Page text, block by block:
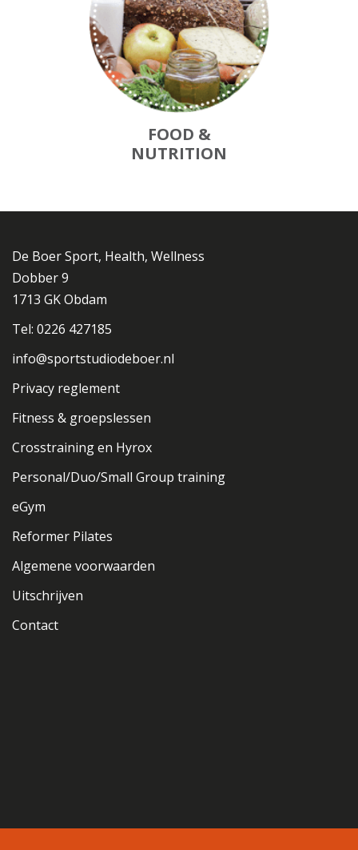
FOOD &
NUTRITION
De Boer Sport, Health, Wellness
Dobber 9
1713 GK Obdam
Tel: 0226 427185
info@sportstudiodeboer.nl
Privacy reglement
Fitness & groepslessen
Crosstraining en Hyrox
Personal/Duo/Small Group training
eGym
Reformer Pilates
Algemene voorwaarden
Uitschrijven
Contact